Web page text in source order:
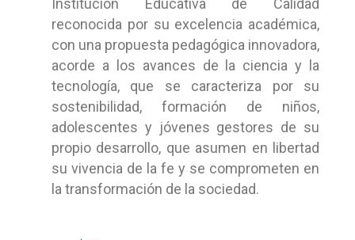
Institución Educativa de Calidad
reconocida por su excelencia académica,
con una propuesta pedagógica innovadora,
acorde a los avances de la ciencia y la
tecnología, que se caracteriza por su
sostenibilidad, formación de niños,
adolescentes y jóvenes gestores de su
propio desarrollo, que asumen en libertad
su vivencia de la fe y se comprometen en
la transformación de la sociedad.